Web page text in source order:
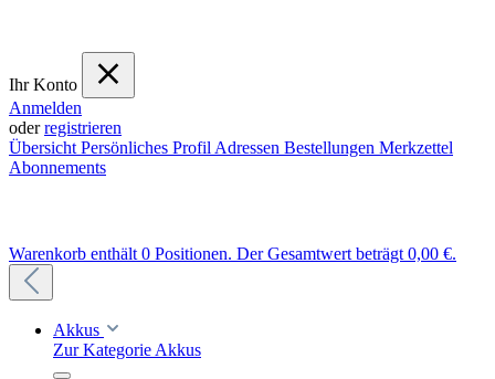
Ihr Konto
Anmelden
oderregistrieren
Übersicht Persönliches Profil Adressen Bestellungen Merkzettel
Abonnements
Warenkorb enthält 0 Positionen. Der Gesamtwert beträgt 0,00 €.
Akkus
Zur Kategorie Akkus